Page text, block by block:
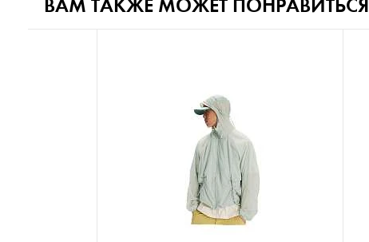
ВАМ ТАКЖЕ МОЖЕТ ПОНРАВИТЬСЯ